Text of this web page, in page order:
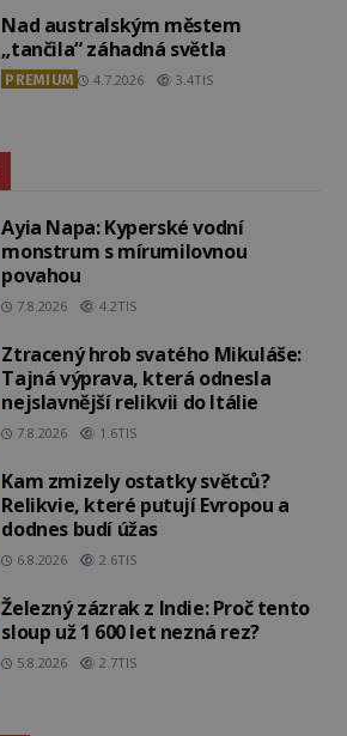
Nad australským městem
„tančila“ záhadná světla
PREMIUM 4.7.2026 3.4TIS
Ayia Napa: Kyperské vodní
monstrum s mírumilovnou
povahou
7.8.2026 4.2TIS
Ztracený hrob svatého Mikuláše:
Tajná výprava, která odnesla
nejslavnější relikvii do Itálie
7.8.2026 1.6TIS
Kam zmizely ostatky světců?
Relikvie, které putují Evropou a
dodnes budí úžas
6.8.2026 2.6TIS
Železný zázrak z Indie: Proč tento
sloup už 1 600 let nezná rez?
5.8.2026 2.7TIS